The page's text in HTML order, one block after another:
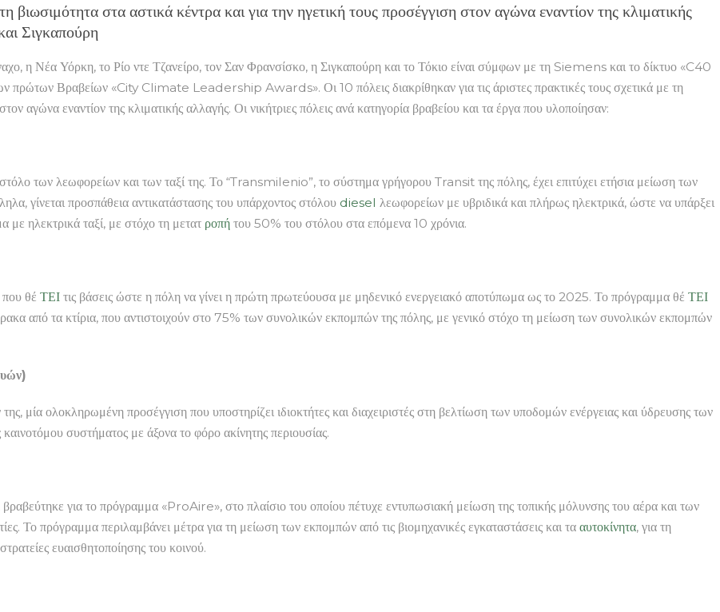
βιωσιμότητα στα αστικά κέντρα και για την ηγετική τους προσέγγιση στον αγώνα εναντίον της κλιματικής
Σιγκαπούρη
η Νέα Υόρκη, το Ρίο ντε Τζανείρο, τον Σαν Φρανσίσκο, η Σιγκαπούρη και το Τόκιο είναι σύμφων με τη Siemens και το δίκτυο «C40
Βραβείων «City Climate Leadership Awards». Οι 10 πόλεις διακρίθηκαν για τις άριστες πρακτικές τους σχετικά με τη
αγώνα εναντίον της κλιματικής αλλαγής. Οι νικήτριες πόλεις ανά κατηγορία βραβείου και τα έργα που υλοποίησαν:
των λεωφορείων και των ταξί της. Το “Transmilenio”, το σύστημα γρήγορου Transit της πόλης, έχει επιτύχει ετήσια μείωση των
γίνεται προσπάθεια αντικατάστασης του υπάρχοντος στόλου diesel λεωφορείων με υβριδικά και πλήρως ηλεκτρικά, ώστε να υπάρξει
ηλεκτρικά ταξί, με στόχο τη μετατ ροπή του 50% του στόλου στα επόμενα 10 χρόνια.
θέ ΤΕΙ τις βάσεις ώστε η πόλη να γίνει η πρώτη πρωτεύουσα με μηδενικό ενεργειακό αποτύπωμα ως το 2025. Το πρόγραμμα θέ ΤΕΙ
από τα κτίρια, που αντιστοιχούν στο 75% των συνολικών εκπομπών της πόλης, με γενικό στόχο τη μείωση των συνολικών εκπομπών
ολοκληρωμένη προσέγγιση που υποστηρίζει ιδιοκτήτες και διαχειριστές στη βελτίωση των υποδομών ενέργειας και ύδρευσης των
συστήματος με άξονα το φόρο ακίνητης περιουσίας.
για το πρόγραμμα «ProAire», στο πλαίσιο του οποίου πέτυχε εντυπωσιακή μείωση της τοπικής μόλυνσης του αέρα και των
Το πρόγραμμα περιλαμβάνει μέτρα για τη μείωση των εκπομπών από τις βιομηχανικές εγκαταστάσεις και τα αυτοκίνητα, για τη
ευαισθητοποίησης του κοινού.